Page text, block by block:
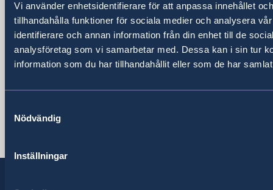
Vi använder enhetsidentifierare för att anpassa innehållet
tillhandahålla funktioner för sociala medier och analysera
identifierare och annan information från din enhet till de
analysföretag som vi samarbetar med. Dessa kan i sin tur
information som du har tillhandahållit eller som de har
Nödvändig
Inställningar
Adresa postare
Ambasada Suedeze
Rruga Pjeter Budi No. 56. 1003 Tiranë,
Shqipëri.
+355 4 238 06 50
+355 4 238 06 60
ambassaden.tirana@gov.se